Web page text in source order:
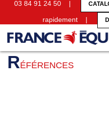
03 84 91 24 50 |
rapidement |
Accueil Références
RÉFÉRENCES